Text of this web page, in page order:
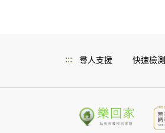
::: 尋人支援 快速檢測